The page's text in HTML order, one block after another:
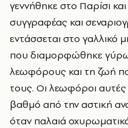
γεννήθηκε στο Παρίσι
συγγραφέας και
εντάσσεται στο γαλλικό
που διαμορφώθηκε γύρω
λεωφόρους και τη ζωή
τους. Οι λεωφόροι
βαθμό από την αστική
όταν παλαιά